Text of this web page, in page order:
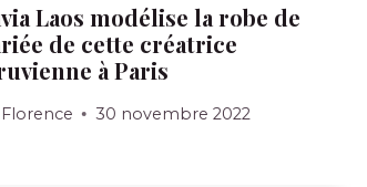
Laos modélise la robe de
de cette créatrice
à Paris
Florence 30 novembre 2022